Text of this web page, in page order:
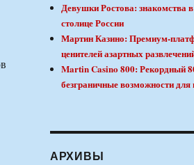
Девушки Ростова: знакомства
столице России
Мартин Казино: Премиум-
ценителей азартных
Martin Casino 800: Рекордный
безграничные возможности
АРХИВЫ